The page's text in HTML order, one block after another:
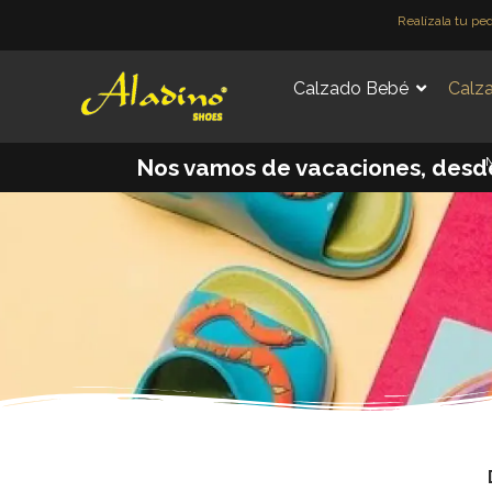
Realízala tu
Calzado Bebé
Nos vamos de vacaciones,